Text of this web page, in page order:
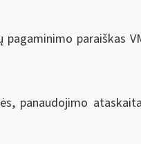
paraiškas
panaudojimo